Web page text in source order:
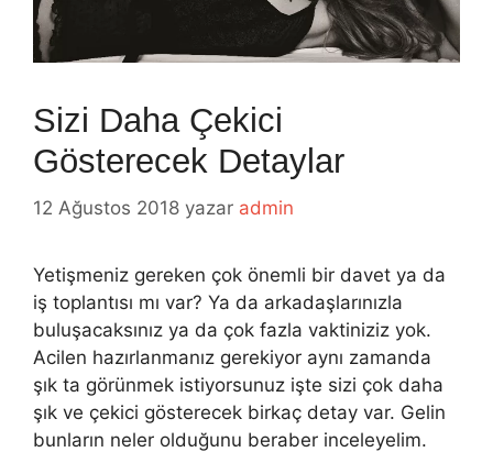
Sizi Daha Çekici
Gösterecek Detaylar
12 Ağustos 2018 yazar admin
Yetişmeniz gereken çok önemli bir davet ya da
iş toplantısı mı var? Ya da arkadaşlarınızla
buluşacaksınız ya da çok fazla vaktiniziz yok.
Acilen hazırlanmanız gerekiyor aynı zamanda
şık ta görünmek istiyorsunuz işte sizi çok daha
şık ve çekici gösterecek birkaç detay var. Gelin
bunların neler olduğunu beraber inceleyelim.